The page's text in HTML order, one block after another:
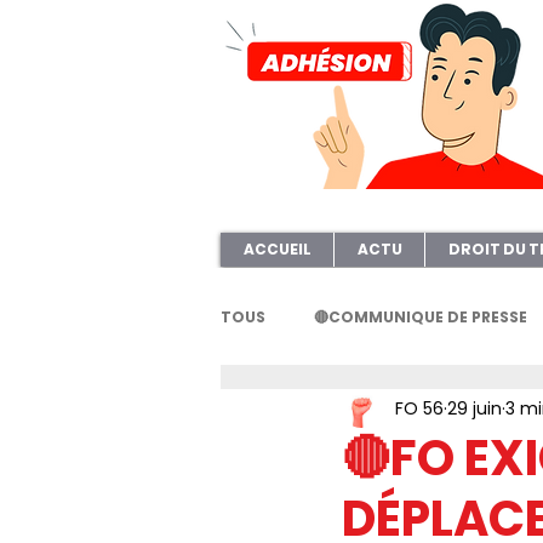
ACCUEIL ACTU DROIT DU
TOUS 🔴COMMUNIQUE DE PRESSE
FORMATION AFOC56
ELECTION TPE
🔴FO
FO 56 29 juin 3